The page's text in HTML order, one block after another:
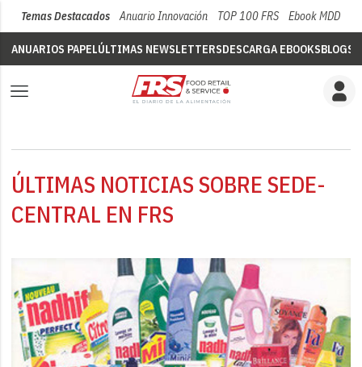
Temas Destacados Anuario Innovación TOP 100 FRS Ebook MDD
ANUARIOS PAPELÚLTIMAS NEWSLETTERSDESCARGA EBOOKSBLOGS
ÚLTIMAS NOTICIAS SOBRE SEDE-
CENTRAL EN FRS